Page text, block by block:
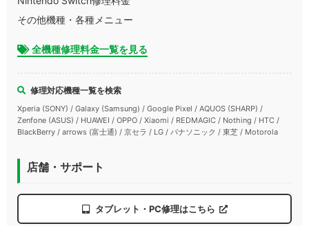
その他機種・各種メニュー
全機種修理料金一覧を見る
修理対応機種一覧を検索
Xperia (SONY) / Galaxy (Samsung) / Google Pixel / AQUOS (SHARP) /
Zenfone (ASUS) / HUAWEI / OPPO / Xiaomi / REDMAGIC / Nothing / HTC /
BlackBerry / arrows (富士通) / 京セラ / LG / パナソニック / 東芝 / Motorola
店舗・サポート
タブレット・PC修理はこちら